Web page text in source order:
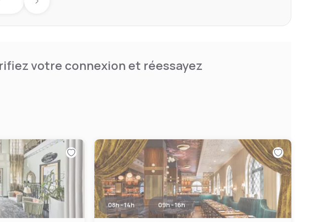
Next day
votre connexion et réessayez
08h - 14h 09h - 16h